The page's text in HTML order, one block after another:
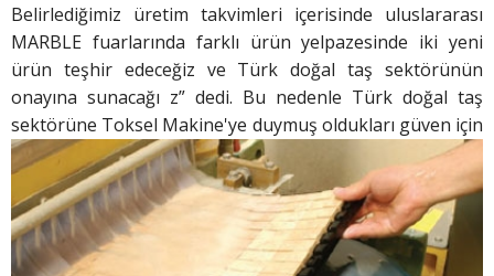
Belirlediğimiz üretim takvimleri içerisinde uluslararası
MARBLE fuarlarında farklı ürün yelpazesinde iki yeni
ürün teşhir edeceğiz ve Türk doğal taş sektörünün
onayına sunacağı z” dedi. Bu nedenle Türk doğal taş
sektörüne Toksel Makine'ye duymuş oldukları güven için